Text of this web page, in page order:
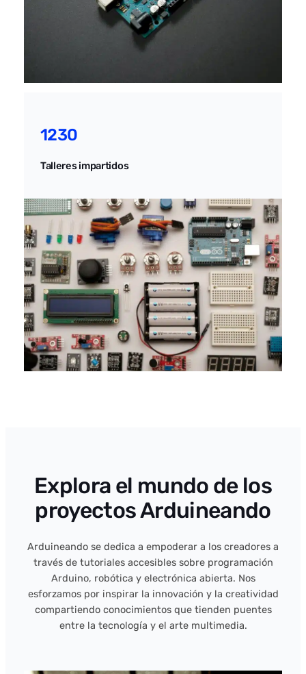
1230
Talleres impartidos
Explora el mundo de los
proyectos Arduineando
Arduineando se dedica a empoderar a los creadores a
través de tutoriales accesibles sobre programación
Arduino, robótica y electrónica abierta. Nos
esforzamos por inspirar la innovación y la creatividad
compartiendo conocimientos que tienden puentes
entre la tecnología y el arte multimedia.